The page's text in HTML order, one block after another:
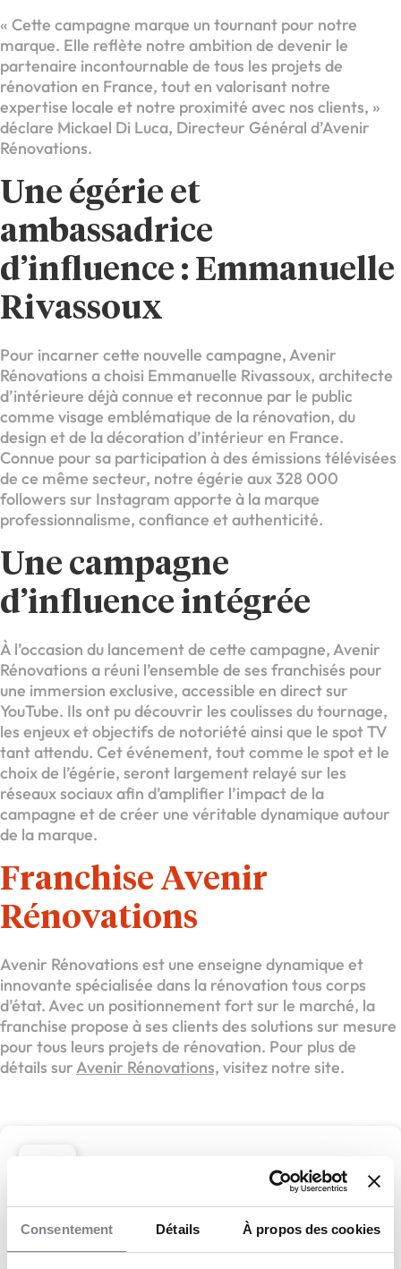
Consentement Détails À propos des cookies
« Cette campagne marque un tournant pour notre
marque. Elle reflète notre ambition de devenir le
partenaire incontournable de tous les projets de
rénovation en France, tout en valorisant notre
expertise locale et notre proximité avec nos clients, »
déclare Mickael Di Luca, Directeur Général d’Avenir
Rénovations.
Une égérie et
ambassadrice
d’influence : Emmanuelle
Rivassoux
Pour incarner cette nouvelle campagne, Avenir
Rénovations a choisi Emmanuelle Rivassoux, architecte
d’intérieure déjà connue et reconnue par le public
comme visage emblématique de la rénovation, du
design et de la décoration d’intérieur en France.
Connue pour sa participation à des émissions télévisées
de ce même secteur, notre égérie aux 328 000
followers sur Instagram apporte à la marque
professionnalisme, confiance et authenticité.
Une campagne
d’influence intégrée
À l’occasion du lancement de cette campagne, Avenir
Rénovations a réuni l’ensemble de ses franchisés pour
une immersion exclusive, accessible en direct sur
YouTube. Ils ont pu découvrir les coulisses du tournage,
les enjeux et objectifs de notoriété ainsi que le spot TV
tant attendu. Cet événement, tout comme le spot et le
choix de l’égérie, seront largement relayé sur les
réseaux sociaux afin d’amplifier l’impact de la
campagne et de créer une véritable dynamique autour
de la marque.
Franchise Avenir
Rénovations
Avenir Rénovations est une enseigne dynamique et
innovante spécialisée dans la rénovation tous corps
d’état. Avec un positionnement fort sur le marché, la
franchise propose à ses clients des solutions sur mesure
pour tous leurs projets de rénovation. Pour plus de
détails surAvenir Rénovations, visitez notre site.
Avenir Rénovations
Avenir Rénovations,